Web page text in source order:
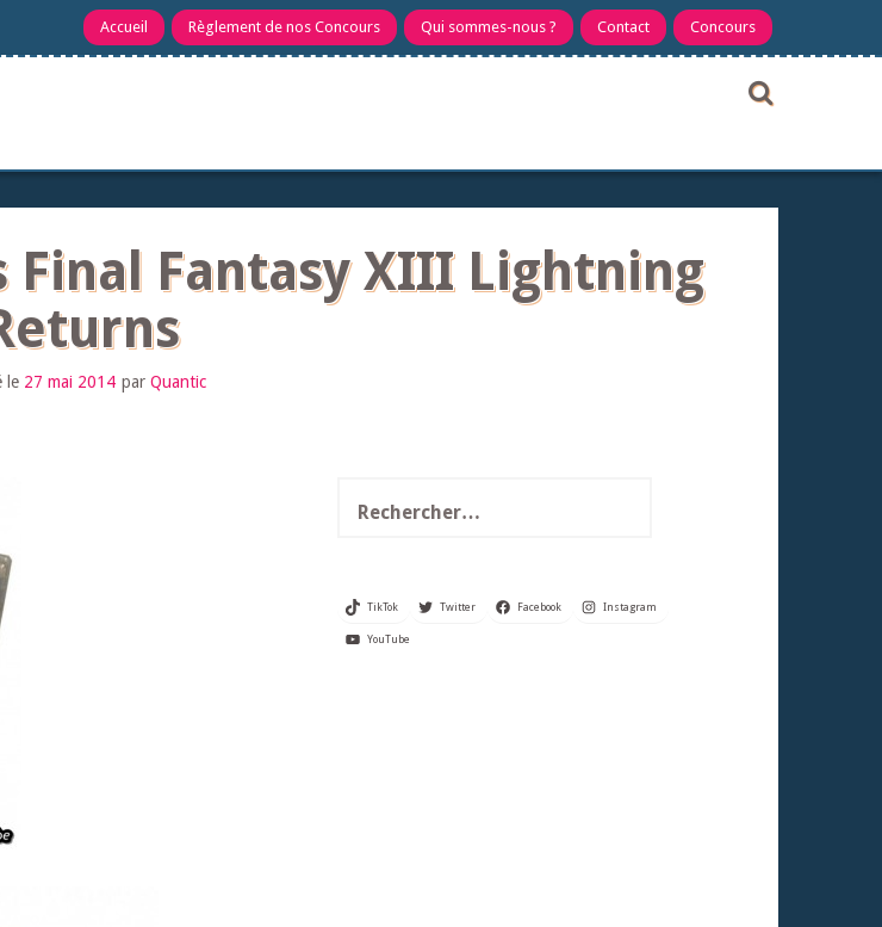
Accueil Règlement de nos Concours Qui sommes-nous ? Contact Concours
Final Fantasy XIII Lightning
le 27 mai 2014 par Quantic
TikTok Twitter Facebook Instagram
YouTube